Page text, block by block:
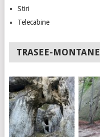
Stiri
Telecabine
TRASEE-MONTANE